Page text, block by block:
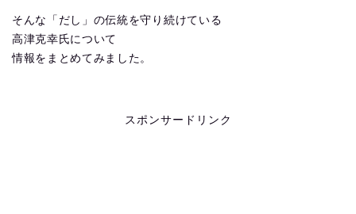
そんな「だし」の伝統を守り続けている
高津克幸氏について
情報をまとめてみました。
スポンサードリンク